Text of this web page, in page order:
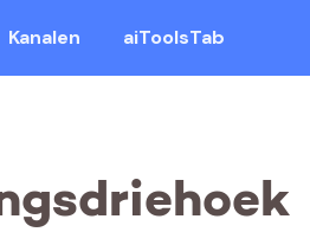
Kanalen aiToolsTab